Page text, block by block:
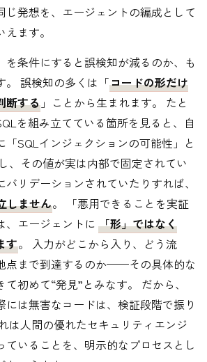
じ発想を、エージェントの編成として
ます。
を条件にすると誤検知が減るのか、も
。 誤検知の多くは「コードの形だけ
断する 」ことから生まれます。 たと
を組み立てている箇所を見ると、自
SQLインジェクションの可能性」と
、その値が実は内部で固定されてい
リデーションされていたりすれば、
しません。 「悪用できることを実証
、エージェントに 「形」ではなく
す。 入力がどこから入り、どう流
点まで到達するのか——その具体的な
初めて“発見”とみなす。 だから、
には無害なコードは、検証段階で振り
は人間の優れたセキュリティエンジ
ていることを、明示的なプロセスとし